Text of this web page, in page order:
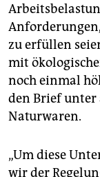
zu erfüllen
mit
noch einmal
den Brief unter
Naturwaren.
„Um diese
wir der